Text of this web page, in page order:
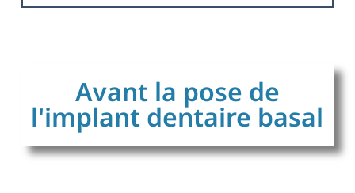
Avant la pose de
l'implant dentaire basal